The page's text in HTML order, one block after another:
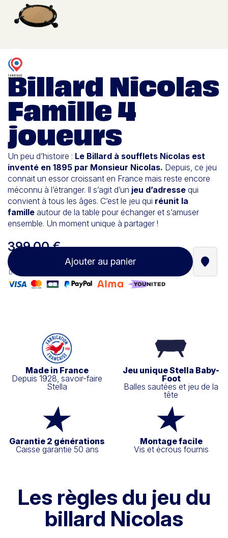
Billard Nicolas
Famille 4
joueurs
Un peu d’histoire : Le Billard à soufflets Nicolas est
inventé en 1895 par Monsieur Nicolas. Depuis, ce jeu
connait un essor croissant en France mais reste encore
méconnu à l’étranger. Il s’agit d’un jeu d’adresse qui
convient à tous les âges. C’est le jeu qui réunit la
famille autour de la table pour échanger et s’amuser
ensemble. Un moment unique à partager !
399,00 €
Ajouter au panier
Made in France
Depuis 1928, savoir-faire
Stella
Jeu unique Stella Baby-
Foot
Balles sautées et jeu de la
tête
Garantie 2 générations
Caisse garantie 50 ans
Montage facile
Vis et écrous fournis
Les règles du jeu du
billard Nicolas